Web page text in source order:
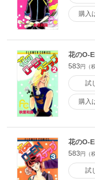
購入
花のO-
583円（
試
購入
花のO-
583 円（
試